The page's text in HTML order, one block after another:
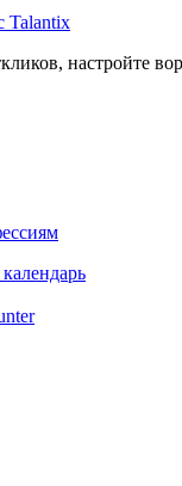
Talantix
настройте